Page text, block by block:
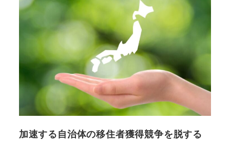
加速する自治体の移住者獲得競争を脱する